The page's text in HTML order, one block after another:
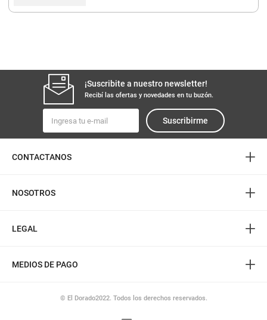
¡Suscribite a nuestro newsletter!
Recibí las ofertas y novedades en tu buzón.
Suscribirme
CONTACTANOS +
NOSOTROS +
LEGAL +
MEDIOS DE PAGO +
© El Dorado2022. Todos los derechos reservados.